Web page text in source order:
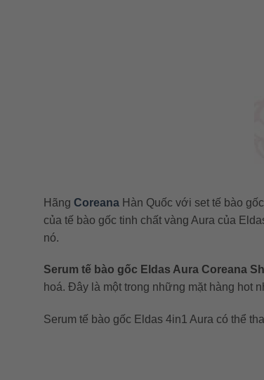
Hãng Coreana Hàn Quốc với set tế bào
của tế bào gốc tinh chất vàng Aura của
nó.
Serum tế bào gốc Eldas Aura Coreana
hoá. Đây là một trong những mặt hàng hot
Serum tế bào gốc Eldas 4in1 Aura có thể